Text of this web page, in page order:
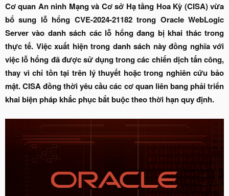
Cơ quan An ninh Mạng và Cơ sở Hạ tầng Hoa Kỳ (CISA) vừa
bổ sung lỗ hổng CVE-2024-21182 trong Oracle WebLogic
Server vào danh sách các lỗ hổng đang bị khai thác trong
thực tế. Việc xuất hiện trong danh sách này đồng nghĩa với
việc lỗ hổng đã được sử dụng trong các chiến dịch tấn công,
thay vì chỉ tồn tại trên lý thuyết hoặc trong nghiên cứu bảo
mật. CISA đồng thời yêu cầu các cơ quan liên bang phải triển
khai biện pháp khắc phục bắt buộc theo thời hạn quy định.